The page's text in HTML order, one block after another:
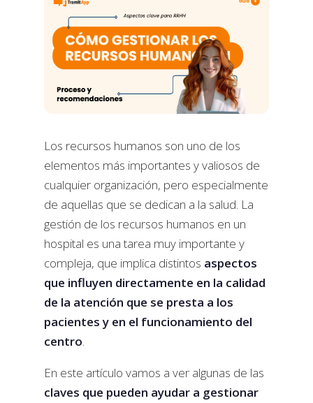
Los recursos humanos son uno de los
elementos más importantes y valiosos de
cualquier organización, pero especialmente
de aquellas que se dedican a la salud. La
gestión de los recursos humanos en un
hospital es una tarea muy importante y
compleja, que implica distintos aspectos
que influyen directamente en la calidad
de la atención que se presta a los
pacientes y en el funcionamiento del
centro.
En este artículo vamos a ver algunas de las
claves que pueden ayudar a gestionar